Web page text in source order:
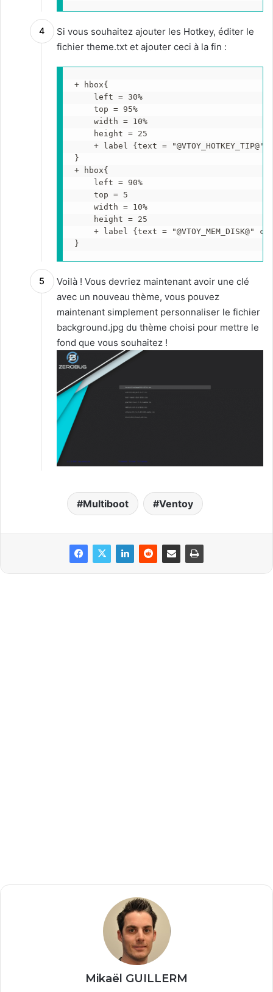
Si vous souhaitez ajouter les Hotkey, éditer le
fichier theme.txt et ajouter ceci à la fin :
+ hbox{
    left = 30%
    top = 95%
    width = 10%
    height = 25
+ label {text = "@VTOY_HOTKEY_TIP@"
}
+ hbox{
    left = 90%
    top = 5
    width = 10%
    height = 25
+ label {text = "@VTOY_MEM_DISK@"
}
Voilà ! Vous devriez maintenant avoir une clé
avec un nouveau thème, vous pouvez
maintenant simplement personnaliser le fichier
background.jpg du thème choisi pour mettre le
fond que vous souhaitez !
Multiboot Ventoy
Mikaël GUILLERM